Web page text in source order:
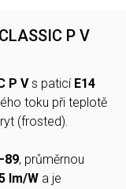
P V
P Vs paticí E14
toku při teplotě
(frosted).
, průměrnou
lm/W a je